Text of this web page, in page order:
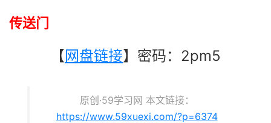
传送门
【 网盘链接】密码：2pm5
原创·59学习网 本文链接：
https://www.59xuexi.com/?p=6374